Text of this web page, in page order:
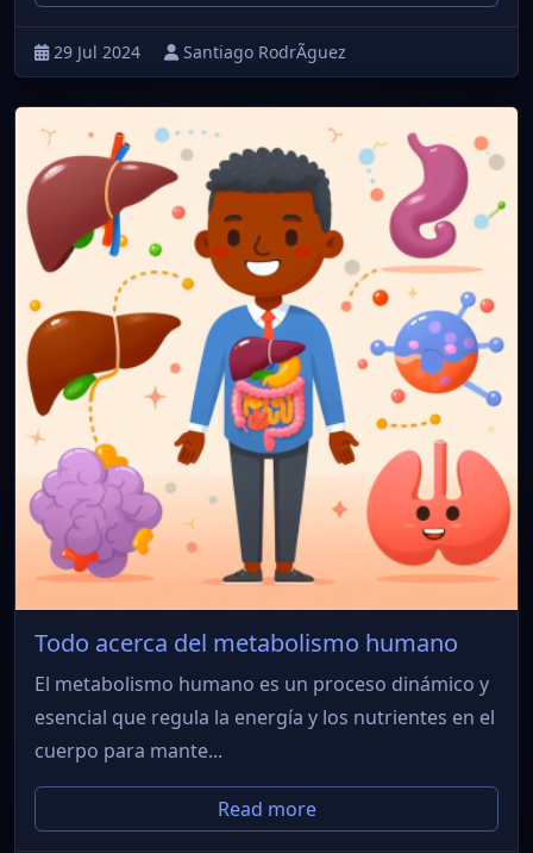
29 Jul 2024 Santiago RodrÃ­guez
Todo acerca del metabolismo humano
El metabolismo humano es un proceso dinámico y
esencial que regula la energía y los nutrientes en el
cuerpo para mante...
Read more